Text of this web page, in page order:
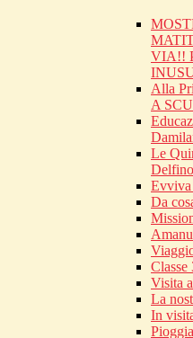
VIA!!
Alla
A
Le
Evviva
Da
Classe
Visita
La
In